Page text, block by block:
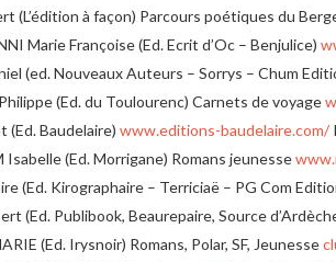
(L’édition à façon) Parcours poétiques du
Marie Françoise (Ed. Ecrit d’Oc – Benjulice)
(ed. Nouveaux Auteurs – Sorrys – Chum
(Ed. du Toulourenc) Carnets de voyage
(Ed. Baudelaire) www.editions-baudelaire.com/
Isabelle (Ed. Morrigane) Romans jeunesse
(Ed. Kirographaire – Terriciaë – PG Com
(Ed. Publibook, Beaurepaire, Source
(Ed. Irysnoir) Romans, Polar, SF, Jeunesse